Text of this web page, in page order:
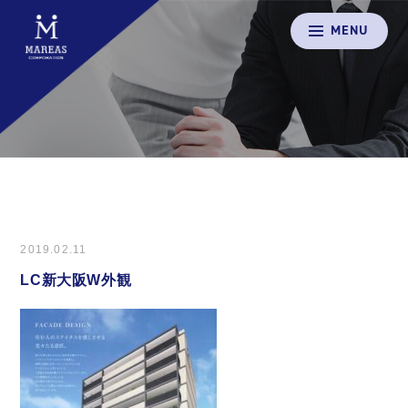
MENU
2019.02.11
LC新大阪W外観